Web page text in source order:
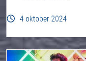
4 oktober 2024